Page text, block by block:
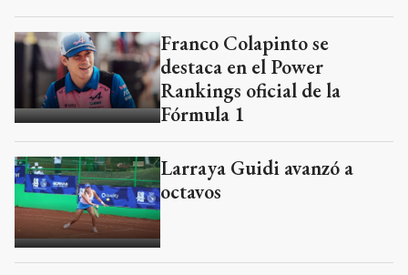
Franco Colapinto se
destaca en el Power
Rankings oficial de la
Fórmula 1
Larraya Guidi avanzó a
octavos